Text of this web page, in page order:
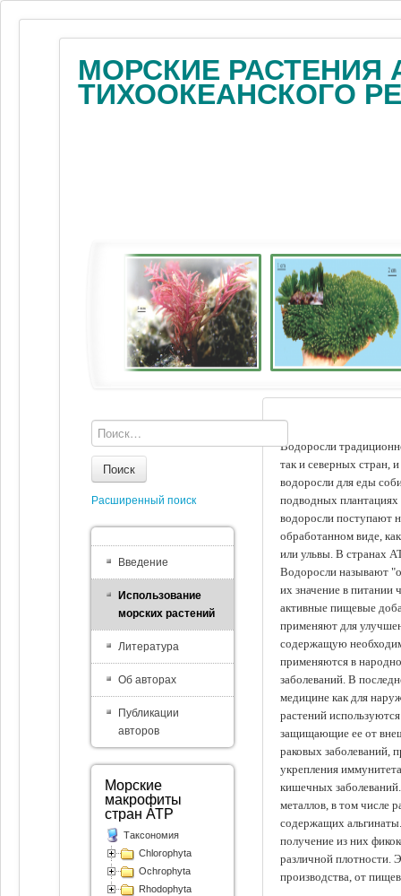
МОРСКИЕ РАСТЕНИЯ
ТИХООКЕАНСКОГО
Водоросли
так и северных стран,
водоросли для еды
подводных
водоросли поступают
обработанном виде,
или ульвы. В странах
Водоросли называют
их значение в питании
активные пищевые
применяют для
содержащую
применяются в
заболеваний. В
медицине как для
растений
защищающие ее от
раковых заболеваний,
укрепления
кишечных
металлов, в том числе
содержащих
получение из них
различной плотности.
производства, от
Поиск
Расширенный поиск
Введение
Использование
морских растений
Литература
Об авторах
Публикации
авторов
Морские
макрофиты
стран АТР
Таксономия
Chlorophyta
Ochrophyta
Rhodophyta